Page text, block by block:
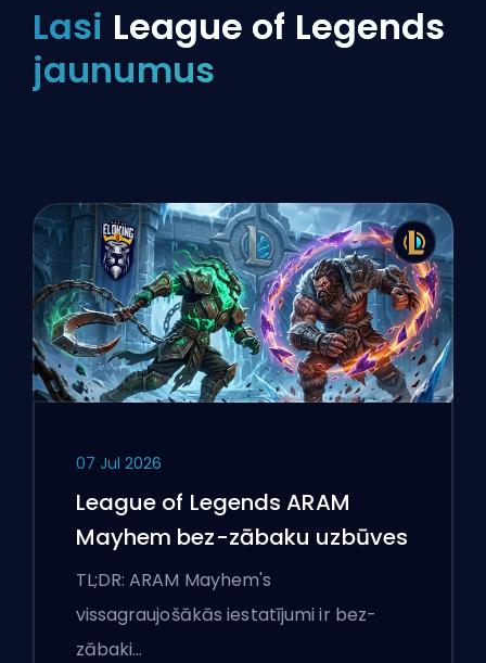
Lasi League of Legends
jaunumus
07 Jul 2026
League of Legends ARAM
Mayhem bez-zābaku uzbūves
TL;DR: ARAM Mayhem's
vissagraujošākās iestatījumi ir bez-
zābaki…